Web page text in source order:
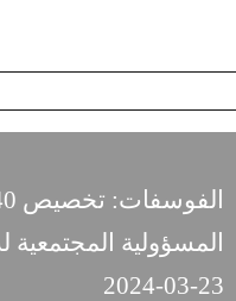
المسؤولية
23-03-2024